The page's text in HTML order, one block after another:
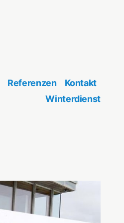
Referenzen
Kontakt
Winterdienst